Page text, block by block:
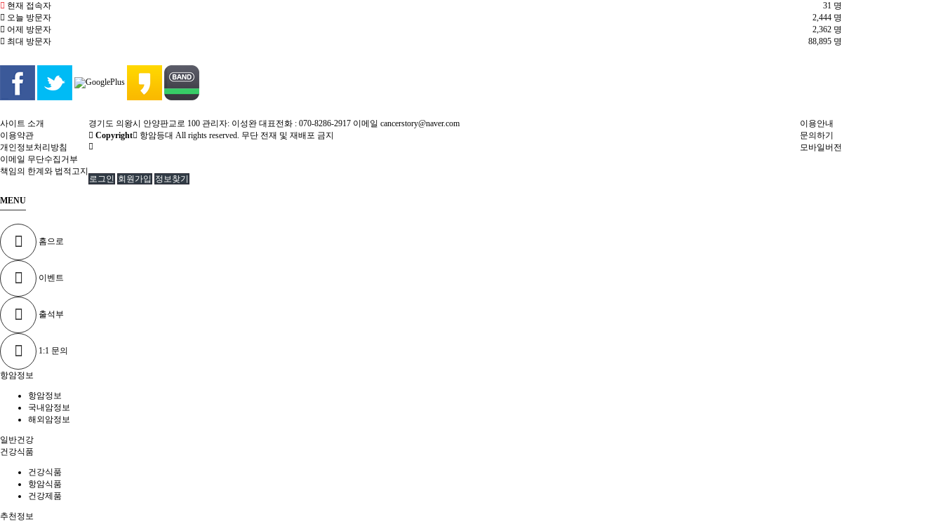
현재 접속자
31 명
오늘 방문자
2,444 명
어제 방문자
2,362 명
최대 방문자
88,895 명
사이트 소개
이용약관
개인정보처리방침
이메일 무단수집거부
책임의 한계와 법적고지
이용안내
문의하기
모바일버전
경기도 의왕시 안양판교로 100 관리자: 이성완 대표전화 : 070-8286-2917 이메일 cancerstory@naver.com
Copyright
항암등대 All rights reserved. 무단 전재 및 재배포 금지
로그인 회원가입 정보찾기
MENU
홈으로
이벤트
출석부
1:1 문의
항암정보
항암정보
국내암정보
해외암정보
일반건강
건강식품
건강식품
항암식품
건강제품
추천정보